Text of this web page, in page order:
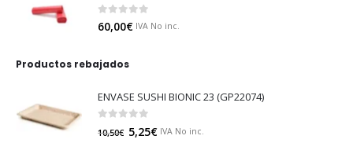
0out of 5
60,00€ IVA No inc.
Productos rebajados
ENVASE SUSHI BIONIC 23 (GP22074)
out of 5
10,50€ 5,25€ IVA No inc.